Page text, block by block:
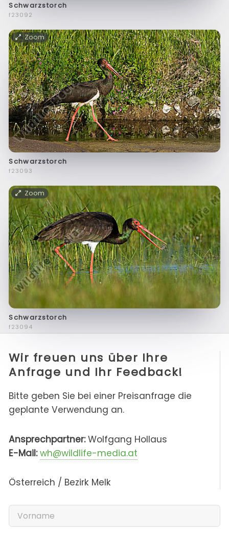
Schwarzstorch
f23092
Zoom
Schwarzstorch
f23093
Zoom
Schwarzstorch
f23094
Wir freuen uns über Ihre
Anfrage und Ihr Feedback!
Bitte geben Sie bei einer Preisanfrage die
geplante Verwendung an.
Ansprechpartner:Wolfgang Hollaus
E-Mail: wh@wildlife-media.at
Österreich / Bezirk Melk